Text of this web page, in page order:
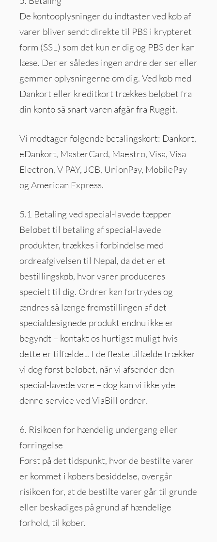
De kontooplysninger du indtaster ved køb af
varer bliver sendt direkte til PBS i krypteret
form (SSL) som det kun er dig og PBS der kan
læse. Der er således ingen andre der ser eller
gemmer oplysningerne om dig. Ved køb med
Dankort eller kreditkort trækkes beløbet fra
din konto så snart varen afgår fra Ruggit.
Vi modtager følgende betalingskort: Dankort,
eDankort, MasterCard, Maestro, Visa, Visa
Electron, V PAY, JCB, UnionPay, MobilePay
og American Express.
5.1 Betaling ved special-lavede tæpper
Beløbet til betaling af special-lavede
produkter, trækkes i forbindelse med
ordreafgivelsen til Nepal, da det er et
bestillingskøb, hvor varer produceres
specielt til dig. Ordrer kan fortrydes og
ændres så længe fremstillingen af det
specialdesignede produkt endnu ikke er
begyndt – kontakt os hurtigst muligt hvis
dette er tilfældet. I de fleste tilfælde trækker
vi dog først beløbet, når vi afsender den
special-lavede vare – dog kan vi ikke yde
denne service ved ViaBill ordrer.
6. Risikoen for hændelig undergang eller
forringelse
Først på det tidspunkt, hvor de bestilte varer
er kommet i købers besiddelse, overgår
risikoen for, at de bestilte varer går til grunde
eller beskadiges på grund af hændelige
forhold, til køber.